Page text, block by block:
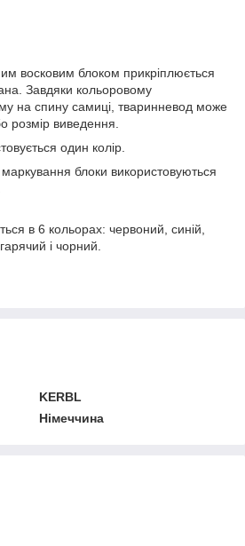
восковим блоком прикріплюється
Завдяки кольоровому
на спину самиці, тваринневод може
розмір виведення.
один колір.
блоки використовуються
в 6 кольорах: червоний, синій,
і чорний.
KERBL
Німеччина